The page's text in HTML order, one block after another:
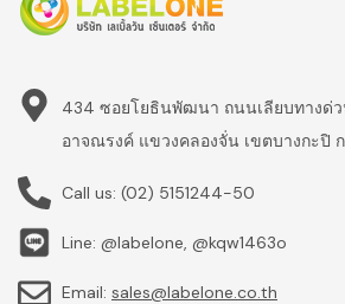
434 ซอยโยธินพัฒนา ถนนเลียบทางด่
อาจณรงค์ แขวงคลองจั่น เขตบางกะปิ
Call us: (02) 5151244-50
Line: @labelone, @kqw1463o
Email: sales@labelone.co.th